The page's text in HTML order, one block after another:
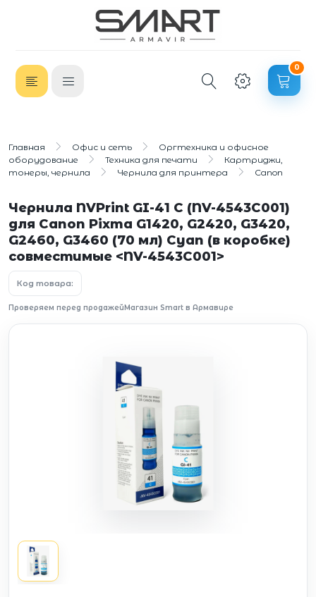
0
Главная Офис и сеть
Оргтехника и офисное
оборудование
Техника для печати
Картриджи,
тонеры, чернила
Чернила для принтера Canon
Чернила NVPrint GI-41 C (NV-4543C001)
для Canon Pixma G1420, G2420, G3420,
G2460, G3460 (70 мл) Cyan (в коробке)
совместимые <NV-4543C001>
Код товара:
Проверяем перед продажейМагазин Smart в Армавире